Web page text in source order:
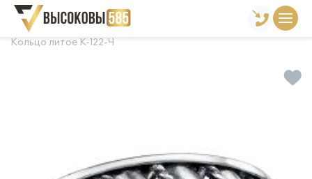
Главная Склад готовой продукции
Кольцо литое К-122-Ч